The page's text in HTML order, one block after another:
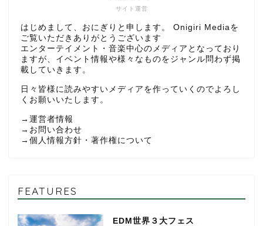
サイト運営
はじめまして、おにぎりと申します。 Onigiri Mediaを
ご覧いただきありがとうございます
エンターテイメント・音楽中心のメディアとなっており
ますが、イベント情報や様々なものをジャンル問わず掲
載していきます。
日々皆様に読みやすいメディアを作っていくのでよろし
くお願いいたします。
→ 運営者情報
→ お問い合わせ
→ 個人情報方針・著作権について
FEATURES
EDM世界３大フェス